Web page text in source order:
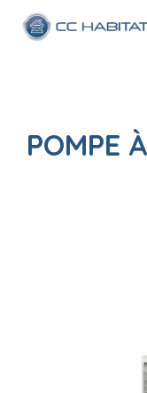
POMPE